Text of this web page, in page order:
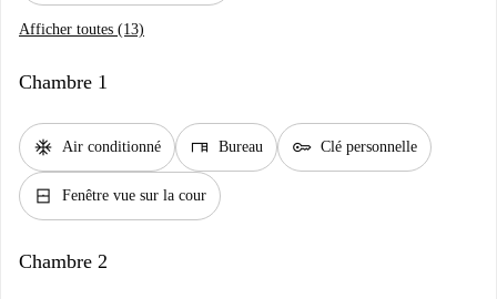
Afficher toutes (13)
Chambre 1
ac_unit Air conditionné desk Bureau key Clé personnelle
window_closed Fenêtre vue sur la cour
Chambre 2